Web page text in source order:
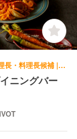
洋食・西洋料理, 創作・ダイニングバー | 料理長・料理長候補 | SHINAGAWA PIVOT SHINAGAWA PIVOT
ニングバー